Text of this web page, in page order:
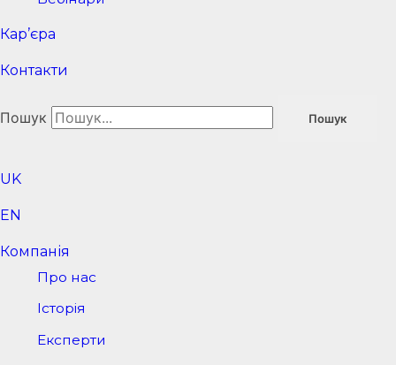
Кар’єра
Контакти
Пошук Пошук
UK
EN
Компанія
Про нас
Історія
Експерти